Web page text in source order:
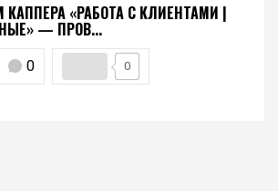
КАППЕРА «РАБОТА С КЛИЕНТАМИ |
— ПРОВ...
0 0